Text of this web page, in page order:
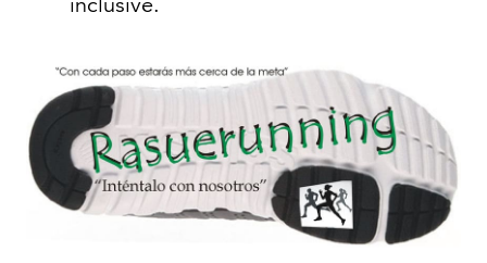
inclusive.